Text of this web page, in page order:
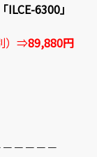
6300」
）⇒89,880円
－－－－